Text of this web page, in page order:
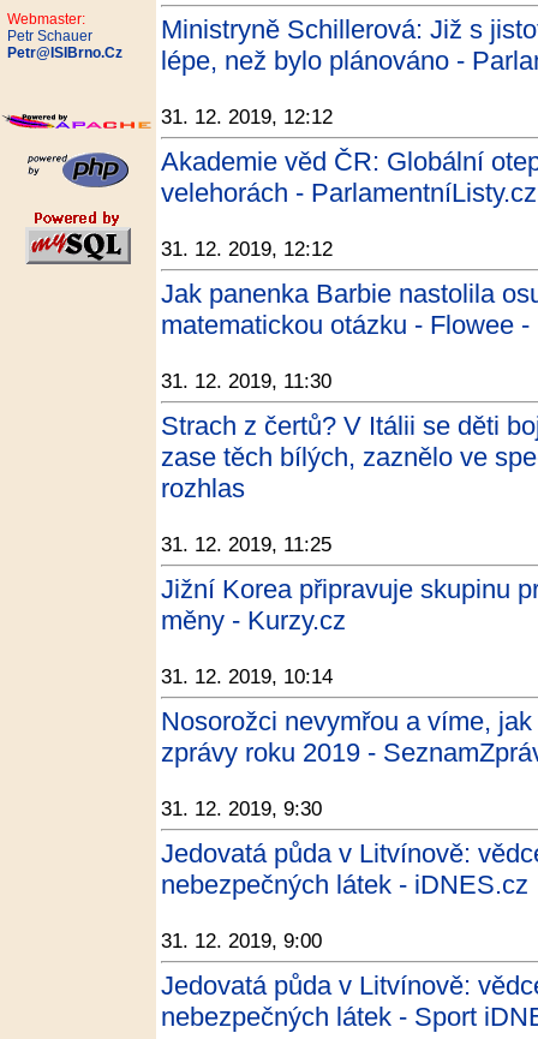
Webmaster:
Petr Schauer
Petr@ISIBrno.Cz
Ministryně Schillerová: Již s
lépe, než bylo plánováno -
31. 12. 2019, 12:12
Akademie věd ČR: Globální
velehorách - ParlamentníListy.cz
31. 12. 2019, 12:12
Jak panenka Barbie nastolila
matematickou otázku - Flowee -
31. 12. 2019, 11:30
Strach z čertů? V Itálii se děti
zase těch bílých, zaznělo ve
rozhlas
31. 12. 2019, 11:25
Jižní Korea připravuje skupinu
měny - Kurzy.cz
31. 12. 2019, 10:14
Nosorožci nevymřou a víme,
zprávy roku 2019 -
31. 12. 2019, 9:30
Jedovatá půda v Litvínově:
nebezpečných látek - iDNES.cz
31. 12. 2019, 9:00
Jedovatá půda v Litvínově:
nebezpečných látek - Sport